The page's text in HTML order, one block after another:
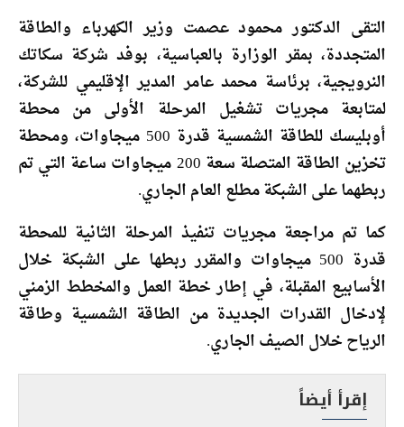
التقى الدكتور محمود عصمت وزير الكهرباء والطاقة
المتجددة، بمقر الوزارة بالعباسية، بوفد شركة سكاتك
النرويجية، برئاسة محمد عامر المدير الإقليمي للشركة،
لمتابعة مجريات تشغيل المرحلة الأولى من محطة
أوبليسك للطاقة الشمسية قدرة 500 ميجاوات، ومحطة
تخزين الطاقة المتصلة سعة 200 ميجاوات ساعة التي تم
ربطهما على الشبكة مطلع العام الجاري.
كما تم مراجعة مجريات تنفيذ المرحلة الثانية للمحطة
قدرة 500 ميجاوات والمقرر ربطها على الشبكة خلال
الأسابيع المقبلة، في إطار خطة العمل والمخطط الزمني
لإدخال القدرات الجديدة من الطاقة الشمسية وطاقة
الرياح خلال الصيف الجاري.
إقرأ أيضاً